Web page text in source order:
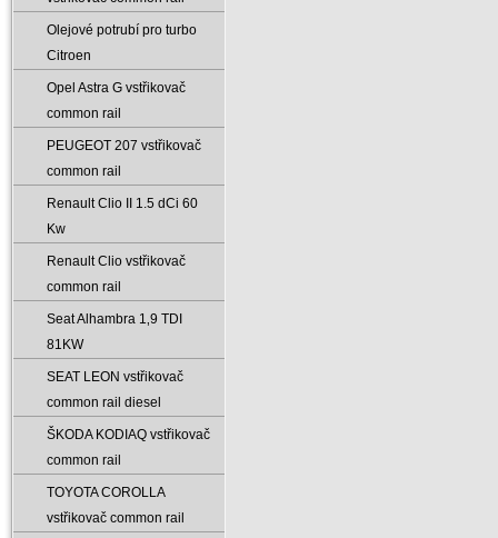
Olejové potrubí pro turbo
Citroen
Opel Astra G vstřikovač
common rail
PEUGEOT 207 vstřikovač
common rail
Renault Clio II 1.5 dCi 60
Kw
Renault Clio vstřikovač
common rail
Seat Alhambra 1‚9 TDI
81KW
SEAT LEON vstřikovač
common rail diesel
ŠKODA KODIAQ vstřikovač
common rail
TOYOTA COROLLA
vstřikovač common rail